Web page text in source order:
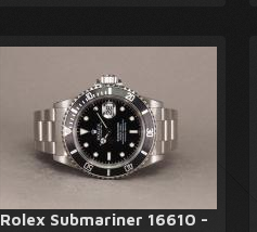
Rolex Submariner 16610 -